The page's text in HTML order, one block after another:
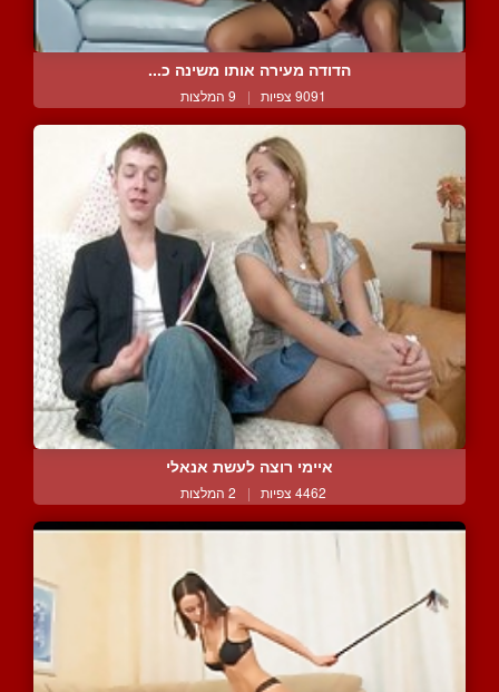
הדודה מעירה אותו משינה כ...
9091 צפיות | 9 המלצות
איימי רוצה לעשת אנאלי
4462 צפיות | 2 המלצות